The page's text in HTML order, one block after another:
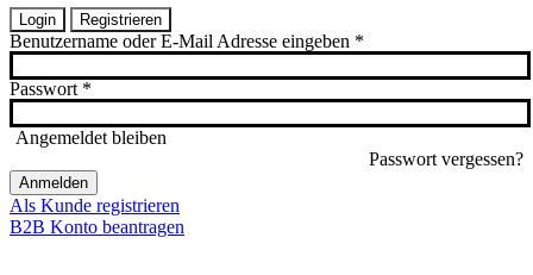
Login Registrieren
Benutzername oder E-Mail Adresse eingeben *
Passwort *
Angemeldet bleiben
Passwort vergessen?
Anmelden
Als Kunde registrieren
B2B Konto beantragen